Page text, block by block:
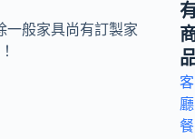
一般家具尚有訂製家
客
廳
餐